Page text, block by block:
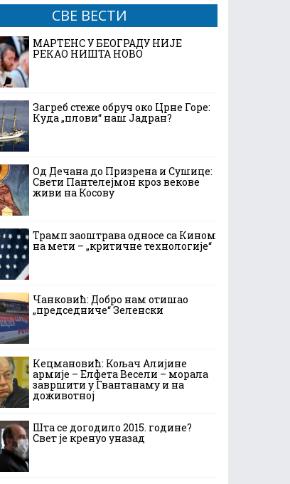
СВЕ ВЕСТИ
МАРТЕНС У БЕОГРАДУ НИЈЕ
РЕКАО НИШТА НОВО
Загреб стеже обруч око Црне Горе:
Куда „плови“ наш Јадран?
Од Дечана до Призрена и Сушице:
Свети Пантелејмон кроз векове
живи на Косову
Трамп заоштрава односе са Кином
на мети – „критичне технологије“
Чанковић: Добро нам отишао
„председниче“ Зеленски
Кецмановић: Кољач Алијине
армије – Елфета Весели – морала
завршити у Гвантанаму и на
доживотној
Шта се догодило 2015. године?
Свет је кренуо уназад